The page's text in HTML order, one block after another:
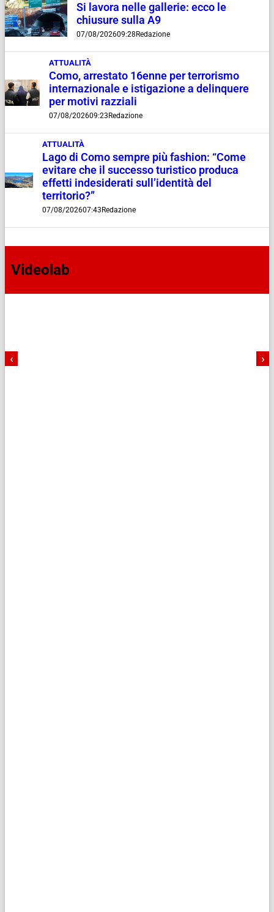
Si lavora nelle gallerie: ecco le
chiusure sulla A9
07/08/202609:28 Redazione
ATTUALITÀ
Como, arrestato 16enne per terrorismo
internazionale e istigazione a delinquere
per motivi razziali
07/08/202609:23 Redazione
ATTUALITÀ
Lago di Como sempre più fashion: “Come
evitare che il successo turistico produca
effetti indesiderati sull’identità del
territorio?”
07/08/202607:43 Redazione
Videolab
‹ ›